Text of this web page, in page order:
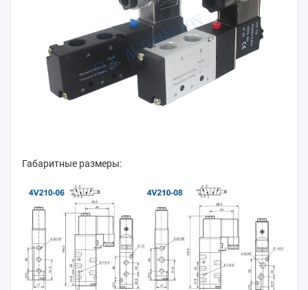
Габаритные размеры: